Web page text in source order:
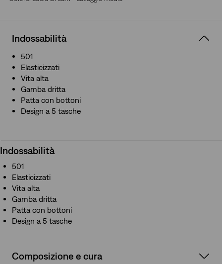
Indossabilità
501
Elasticizzati
Vita alta
Gamba dritta
Patta con bottoni
Design a 5 tasche
Indossabilità
501
Elasticizzati
Vita alta
Gamba dritta
Patta con bottoni
Design a 5 tasche
Composizione e cura